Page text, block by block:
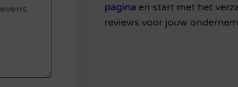
paginaen start met het
reviews voor jouw